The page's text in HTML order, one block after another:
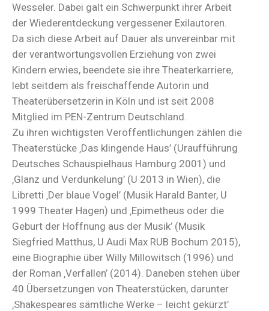
Wesseler. Dabei galt ein Schwerpunkt ihrer Arbeit
der Wiederentdeckung vergessener Exilautoren.
Da sich diese Arbeit auf Dauer als unvereinbar mit
der verantwortungsvollen Erziehung von zwei
Kindern erwies, beendete sie ihre Theaterkarriere,
lebt seitdem als freischaffende Autorin und
Theaterübersetzerin in Köln und ist seit 2008
Mitglied im PEN-Zentrum Deutschland.
Zu ihren wichtigsten Veröffentlichungen zählen die
Theaterstücke ‚Das klingende Haus’ (Uraufführung
Deutsches Schauspielhaus Hamburg 2001) und
‚Glanz und Verdunkelung’ (U 2013 in Wien), die
Libretti ‚Der blaue Vogel’ (Musik Harald Banter, U
1999 Theater Hagen) und ‚Epimetheus oder die
Geburt der Hoffnung aus der Musik’ (Musik
Siegfried Matthus, U Audi Max RUB Bochum 2015),
eine Biographie über Willy Millowitsch (1996) und
der Roman ‚Verfallen’ (2014). Daneben stehen über
40 Übersetzungen von Theaterstücken, darunter
‚Shakespeares sämtliche Werke – leicht gekürzt’